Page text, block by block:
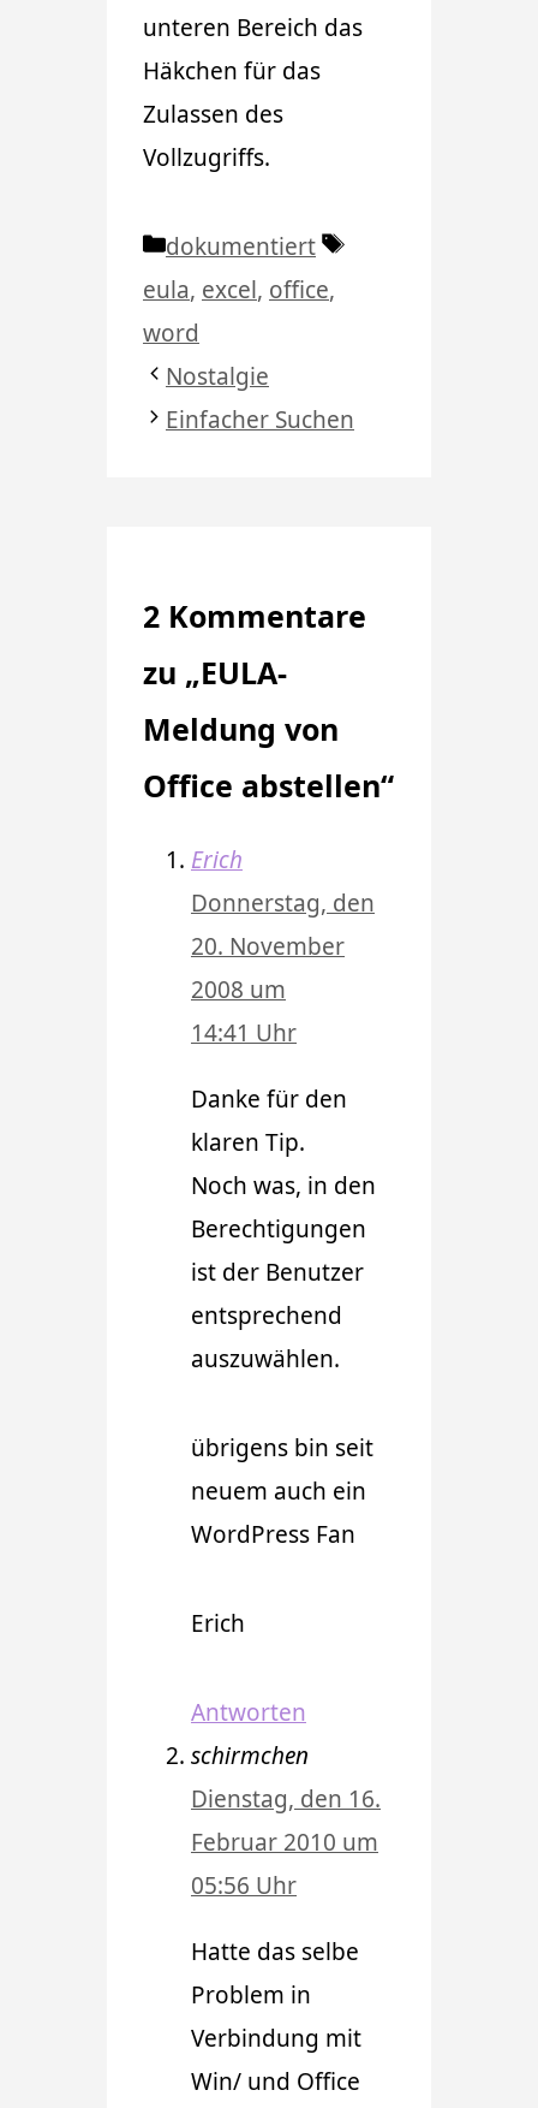
unteren Bereich das
Häkchen für das
Zulassen des
Vollzugriffs.
Kategorien
dokumentiert
Schlagwörter
eula, excel, office,
word
Nostalgie
Einfacher Suchen
2 Kommentare
zu „EULA-
Meldung von
Office abstellen“
Erich
Donnerstag, den
20. November
2008 um
14:41 Uhr
Danke für den
klaren Tip.
Noch was, in den
Berechtigungen
ist der Benutzer
entsprechend
auszuwählen.
übrigens bin seit
neuem auch ein
WordPress Fan
Erich
Antworten
schirmchen
Dienstag, den 16.
Februar 2010 um
05:56 Uhr
Hatte das selbe
Problem in
Verbindung mit
Win/ und Office